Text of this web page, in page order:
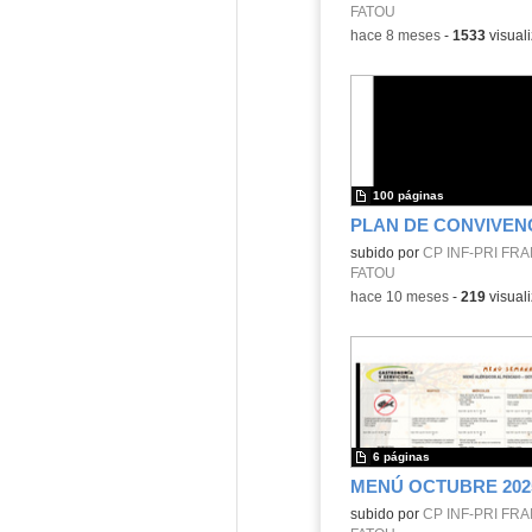
FATOU
-hace 8 meses- 1533
Contenido educativo.
subido por CP INF-PRI
FATOU
100 páginas
-hace 10 meses- 219
MENÚ OCTUBRE
Contenido educativo.
subido por CP INF-PRI
6 páginas